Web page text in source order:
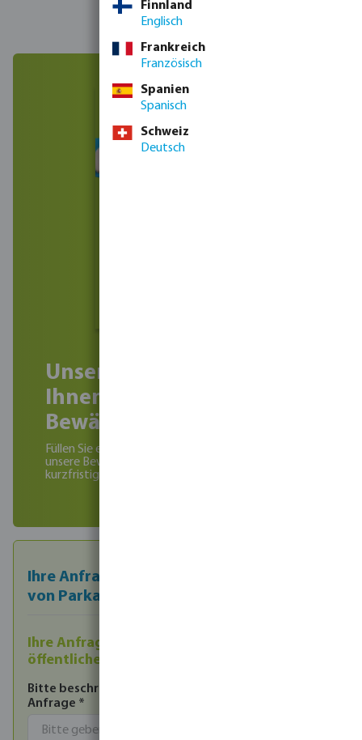
Unsere Experten helfen
Ihnen gerne bei Ihrem
Bewässerungsprojekt
Füllen Sie einfach unser Kontaktformular aus und
unsere Bewässerungsexperten setzen sich
kurzfristig mit Ihnen in Verbindung
Ihre Anfrage zu Bewässerungslösungen
von Parkanlagen
Ihre Anfrage zu gewerblichen oder
öffentlichen Parkanlagen
Bitte beschreiben Sie uns stichpunktartig Ihre
Anfrage *
Finnland
Englisch
Frankreich
Französisch
Spanien
Spanisch
Schweiz
Deutsch